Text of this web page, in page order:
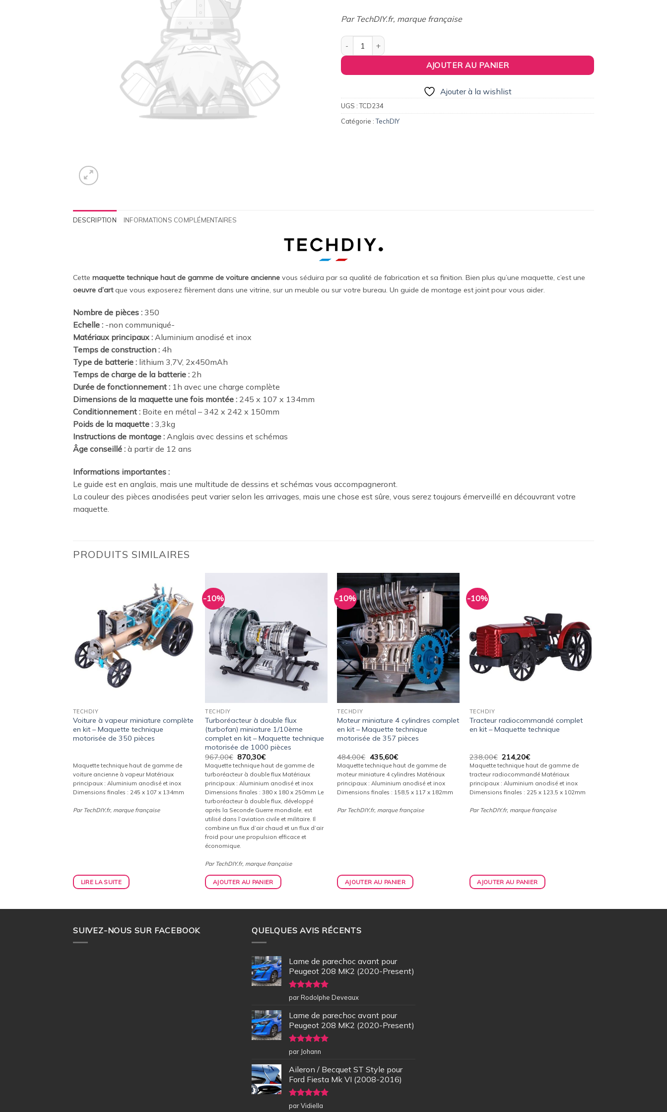
Par TechDIY.fr, marque française
quantité de Voiture ancienne complète en kit - Maquette technique motorisée de 350 pièces
AJOUTER AU PANIER
Ajouter à la wishlist
UGS :TCD234
Catégorie :TechDIY
DESCRIPTION INFORMATIONS COMPLÉMENTAIRES
Cette maquette technique haut de gamme de voiture ancienne vous séduira par sa qualité de fabrication et sa finition. Bien plus qu’une maquette, c’est une
oeuvre d’artque vous exposerez fièrement dans une vitrine, sur un meuble ou sur votre bureau. Un guide de montage est joint pour vous aider.
Nombre de pièces : 350
Echelle : -non communiqué-
Matériaux principaux : Aluminium anodisé et inox
Temps de construction : 4h
Type de batterie : lithium 3,7V, 2x450mAh
Temps de charge de la batterie : 2h
Durée de fonctionnement : 1h avec une charge complète
Dimensions de la maquette une fois montée : 245 x 107 x 134mm
Conditionnement : Boite en métal – 342 x 242 x 150mm
Poids de la maquette : 3,3kg
Instructions de montage : Anglais avec dessins et schémas
Âge conseillé : à partir de 12 ans
Informations importantes :
Le guide est en anglais, mais une multitude de dessins et schémas vous accompagneront.
La couleur des pièces anodisées peut varier selon les arrivages, mais une chose est sûre, vous serez toujours émerveillé en découvrant votre
maquette.
PRODUITS SIMILAIRES
Ajouter
à la
wishlist
TECHDIY
Voiture à vapeur miniature complète
en kit – Maquette technique
motorisée de 350 pièces
Maquette technique haut de gamme de
voiture ancienne à vapeur Matériaux
principaux : Aluminium anodisé et inox
Dimensions finales : 245 x 107 x 134mm
Par TechDIY.fr, marque française
LIRE LA SUITE
-10%
TECHDIY
Turboréacteur à double flux
(turbofan) miniature 1/10ème
complet en kit – Maquette technique
motorisée de 1000 pièces
967,00€ Le
prix
initial
était :
967,00€.
870,30€Le
prix
actuel
est :
870,30€.
Maquette technique haut de gamme de
turboréacteur à double flux Matériaux
principaux : Aluminium anodisé et inox
Dimensions finales : 380 x 180 x 250mm Le
turboréacteur à double flux, développé
après la Seconde Guerre mondiale, est
utilisé dans l’aviation civile et militaire. Il
combine un flux d’air chaud et un flux d’air
froid pour une propulsion efficace et
économique.
Par TechDIY.fr, marque française
AJOUTER AU PANIER
-10%
Ajouter
à la
TECHDIY
Moteur miniature 4 cylindres complet
en kit – Maquette technique
motorisée de 357 pièces
484,00€ Le
prix
initial
était :
484,00€.
435,60€Le
prix
actuel
est :
435,60€.
Maquette technique haut de gamme de
moteur miniature 4 cylindres Matériaux
principaux : Aluminium anodisé et inox
Dimensions finales : 158,5 x 117 x 182mm
Par TechDIY.fr, marque française
AJOUTER AU PANIER
-10%
TECHDIY
Tracteur radiocommandé complet
en kit – Maquette technique
238,00€ Le
prix
initial
était :
238,00€.
214,20€Le
prix
actuel
est :
214,20€.
Maquette technique haut de gamme de
tracteur radiocommandé Matériaux
principaux : Aluminium anodisé et inox
Dimensions finales : 225 x 123,5 x 102mm
Par TechDIY.fr, marque française
AJOUTER AU PANIER
SUIVEZ-NOUS SUR FACEBOOK QUELQUES AVIS RÉCENTS
Lame de parechoc avant pour
Peugeot 208 MK2 (2020-Present)
Note5sur
5
par Rodolphe Deveaux
Lame de parechoc avant pour
Peugeot 208 MK2 (2020-Present)
Note5sur
5
par Johann
Aileron / Becquet ST Style pour
Ford Fiesta Mk VI (2008-2016)
Note5sur
par Vidiella